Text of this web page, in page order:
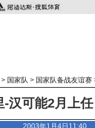
> 国家队 > 国家队备战友谊赛
-汉可能2月上
2003年1月4日11:40